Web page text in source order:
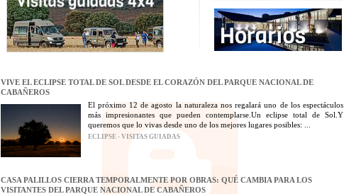
VIVE EL ECLIPSE TOTAL DE SOL DESDE EL CORAZÓN DEL PARQUE NACIONAL DE
CABAÑEROS
El próximo 12 de agosto la naturaleza nos regalará uno de los espectáculos
más impresionantes que pueden contemplarse.Un eclipse total de Sol.Y
queremos que lo vivas desde uno de los mejores lugares posibles: ...
ECLIPSE - VISITAS GUIADAS
CASA PALILLOS CIERRA TEMPORALMENTE POR OBRAS: QUÉ CAMBIA PARA LOS
VISITANTES DEL PARQUE NACIONAL DE CABAÑEROS